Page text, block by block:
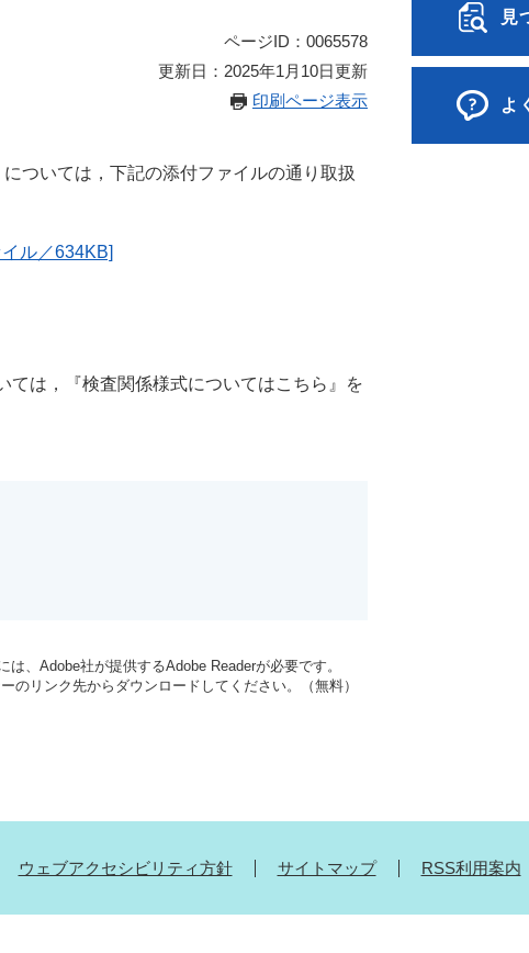
ページID：0065578
更新日：2025年1月10日更新
印刷ページ表示
ついては，下記の添付ファイルの通り取扱
ル／634KB]
は，『検査関係様式についてはこちら』を
、Adobe社が提供するAdobe Readerが必要です。
のリンク先からダウンロードしてください。（無料）
見
よ
ウェブアクセシビリティ方針 サイトマップ RSS利用案内